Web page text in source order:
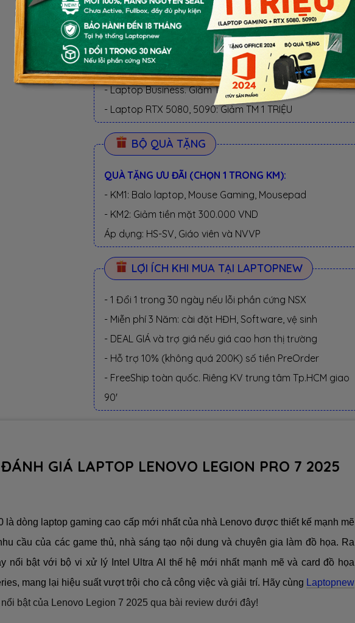
ƯU ĐÃI TỐT NHẤT TRONG NĂM
BACK TO SCHOOL 2026.Xem chi tiết
- Laptop văn phòng. Giảm TM 300K
- Laptop Business. Giảm TM 500K
- Laptop RTX 5080, 5090: Giảm TM 1 TRIỆU
BỘ QUÀ TẶNG
QUÀ TẶNG ƯU ĐÃI (CHỌN 1 TRONG KM):
- KM1: Balo laptop, Mouse Gaming, Mousepad
- KM2: Giảm tiền mặt 300.000 VND
Áp dụng: HS-SV, Giáo viên và NVVP
LỢI ÍCH KHI MUA TẠI LAPTOPNEW
- 1 Đổi 1 trong 30 ngày nếu lỗi phần cứng NSX
- Miễn phí 3 Năm: cài đặt HĐH, Software, vệ sinh
- DEAL GIÁ và trợ giá nếu giá cao hơn thị trường
- Hỗ trợ 10% (không quá 200K) số tiền PreOrder
- FreeShip toàn quốc. Riêng KV trung tâm Tp.HCM giao
90'
GIÁ LAPTOP LENOVO LEGION PRO 7 2025
là dòng laptop gaming cao cấp mới nhất của nhà Lenovo được thiết kế mạnh mẽ
cầu của các game thủ, nhà sáng tạo nội dung và chuyên gia làm đồ họa. Ra
nổi bật với bộ vi xử lý Intel Ultra AI thế hệ mới nhất mạnh mẽ và card đồ họa
mang lại hiệu suất vượt trội cho cả công việc và giải trí. Hãy cùng Laptopnew
bật của Lenovo Legion 7 2025 qua bài review dưới đây!